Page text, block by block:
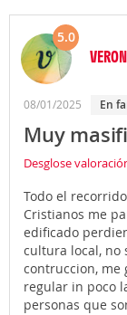
5.0
08/01/2025 En
Muy
Desglose
Todo el
Cristianos me
edificado
cultura local, no
contruccion, me
regular in poco
personas que